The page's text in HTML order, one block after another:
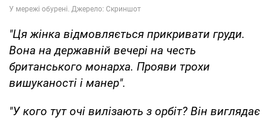
"Ця жінка відмовляється прикривати груди.
Вона на державній вечері на честь
британського монарха. Прояви трохи
вишуканості і манер".
"У кого тут очі вилізають з орбіт? Він виглядає